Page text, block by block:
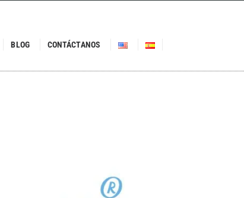
BLOG CONTÁCTANOS